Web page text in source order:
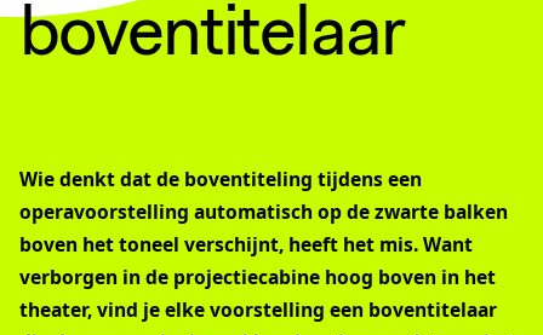
boventitelaar
Wie denkt dat de boventiteling tijdens een
operavoorstelling automatisch op de zwarte balken
boven het toneel verschijnt, heeft het mis. Want
verborgen in de projectiecabine hoog boven in het
theater, vind je elke voorstelling een boventitelaar